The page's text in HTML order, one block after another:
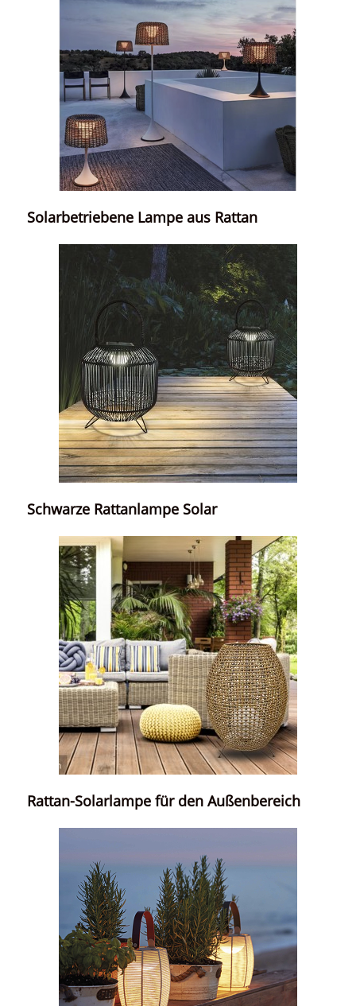
Solarbetriebene Lampe aus Rattan
Schwarze Rattanlampe Solar
Rattan-Solarlampe für den Außenbereich